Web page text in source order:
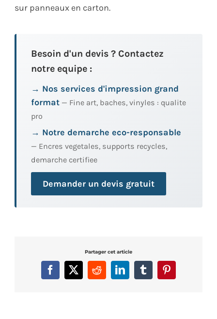
sur panneaux en carton.
Besoin d'un devis ? Contactez
notre equipe :
→ Nos services d'impression grand
format — Fine art, baches, vinyles : qualite
pro
→ Notre demarche eco-responsable
— Encres vegetales, supports recycles,
demarche certifiee
Demander un devis gratuit
Partager cet article
Facebook
X RedditLinkedInTumblrPinterest